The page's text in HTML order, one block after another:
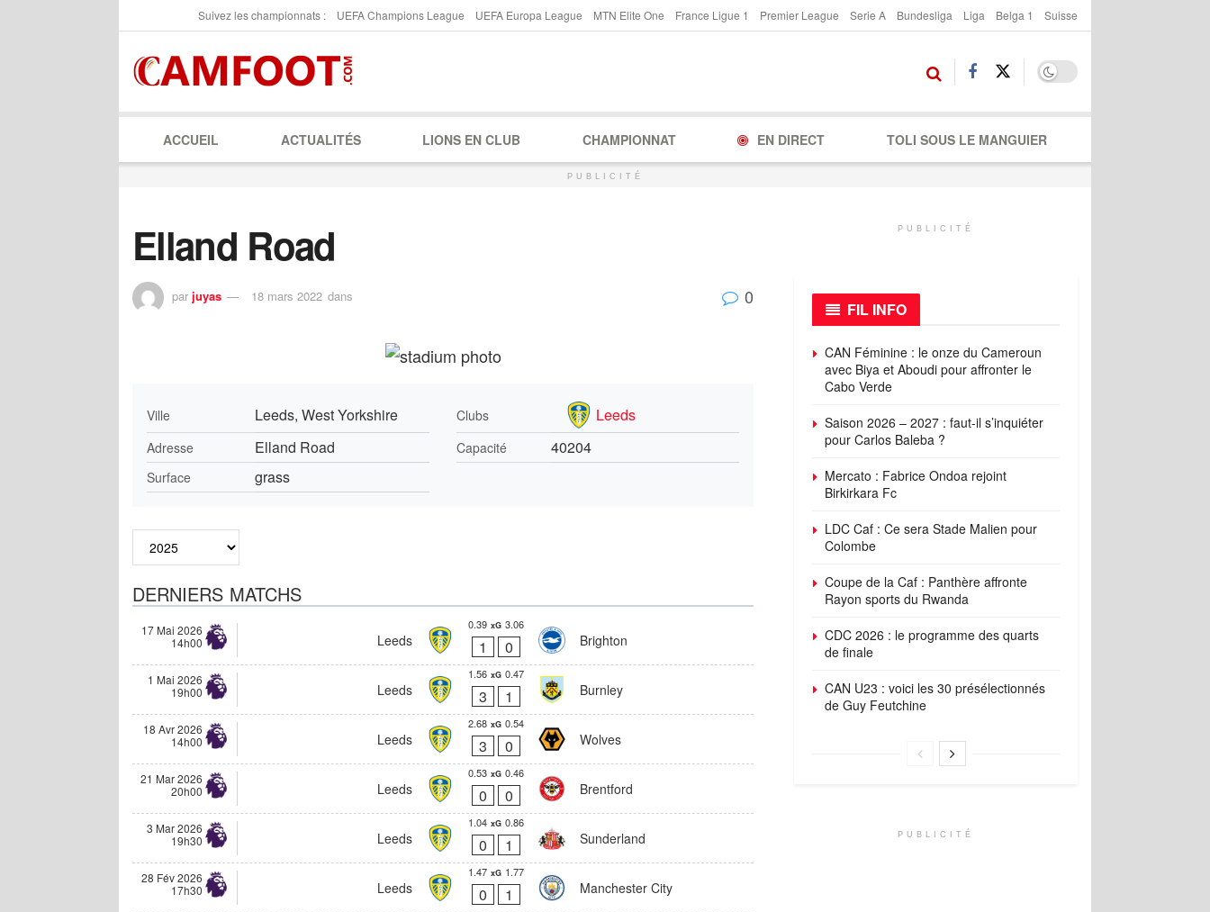
Suivez les championnats : UEFA Champions League UEFA Europa League MTN Elite One France Ligue 1 Premier League Serie A Bundesliga Liga Belga 1 Suisse
ACCUEIL ACTUALITÉS LIONS EN CLUB CHAMPIONNAT EN DIRECT TOLI SOUS LE MANGUIER
PUBLICITÉ
Elland Road
par juyas 18 mars 2022 dans 0
Ville Leeds, West Yorkshire Clubs Leeds
Adresse Elland Road Capacité 40204
Surface grass
DERNIERS MATCHS
17 Mai 2026
14h00
Leeds
0.39 xG 3.06
1 0 Brighton
1 Mai 2026
19h00
Leeds
1.56 xG 0.47
3 1 Burnley
18 Avr 2026
14h00
Leeds
2.68 xG 0.54
3 0 Wolves
21 Mar 2026
20h00
Leeds
0.53 xG 0.46
0 0 Brentford
3 Mar 2026
19h30
Leeds
1.04 xG 0.86
0 1 Sunderland
28 Fév 2026
17h30
Leeds
1.47 xG 1.77
0 1 Manchester City
PUBLICITÉ
FIL INFO
CAN Féminine : le onze du Cameroun
avec Biya et Aboudi pour affronter le
Cabo Verde
Saison 2026 – 2027 : faut-il s’inquiéter
pour Carlos Baleba ?
Mercato : Fabrice Ondoa rejoint
Birkirkara Fc
LDC Caf : Ce sera Stade Malien pour
Colombe
Coupe de la Caf : Panthère affronte
Rayon sports du Rwanda
CDC 2026 : le programme des quarts
de finale
CAN U23 : voici les 30 présélectionnés
de Guy Feutchine
PUBLICITÉ